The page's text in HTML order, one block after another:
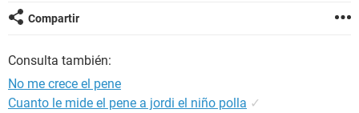
Compartir
Consulta también:
No me crece el pene
Cuanto le mide el pene a jordi el niño polla ✓